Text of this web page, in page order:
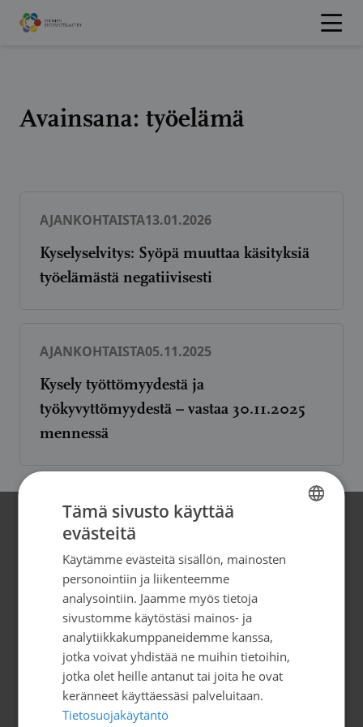
Hyppää
sisältöön
Avainsana: työelämä
AJANKOHTAISTA13.01.2026
Kyselyselvitys: Syöpä muuttaa käsityksiä
työelämästä negatiivisesti
AJANKOHTAISTA05.11.2025
Kysely työttömyydestä ja
työkyvyttömyydestä – vastaa 30.11.2025
mennessä
Yhteystiedot
Suomen Syöpäpotilaat ry
Globaalikeskus, 7. kerros
Siltasaarenkatu 4, 00530 Helsinki
info@syopapotilaat.fi
Y-tunnus: 0239008-1
SWEDISH
Tämä sivusto käyttää
evästeitä
Käytämme evästeitä sisällön, mainosten
personointiin ja liikenteemme
analysointiin. Jaamme myös tietoja
sivustomme käytöstäsi mainos- ja
analytiikkakumppaneidemme kanssa,
jotka voivat yhdistää ne muihin tietoihin,
jotka olet heille antanut tai joita he ovat
keränneet käyttäessäsi palveluitaan.
Tietosuojakäytäntö